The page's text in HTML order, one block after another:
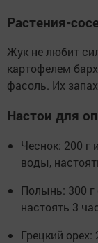
Растения-
Жук не любит
картофелем
фасоль. Их
Настои для
Чеснок: 200 г
воды,
Полынь: 300
настоять 3
Грецкий орех: